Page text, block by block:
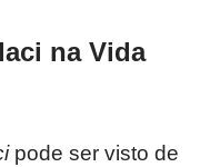
na Vida
pode ser visto de